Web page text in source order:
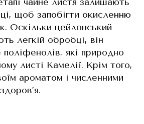
щоб запобігти окисленню
Оскільки цейлонський
легкій обробці, він
поліфенолів, які природно
листі Камелії. Крім того,
ароматом і численними